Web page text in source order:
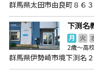
群馬県太田市由良町８６３
下渕名
月 火
2歳～高
群馬県伊勢崎市境下渕名